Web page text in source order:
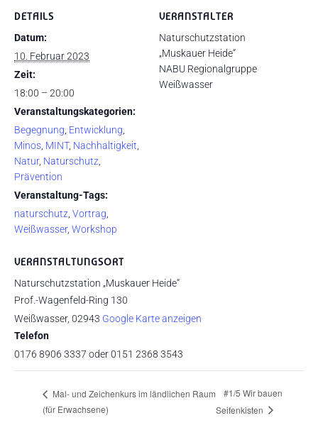
DETAILS
Datum:
10. Februar 2023
Zeit:
18:00 – 20:00
Veranstaltungskategorien:
Begegnung, Entwicklung,
Minos, MINT, Nachhaltigkeit,
Natur, Naturschutz,
Prävention
Veranstaltung-Tags:
naturschutz, Vortrag,
Weißwasser, Workshop
VERANSTALTUNGSORT
Naturschutzstation „Muskauer Heide“
Prof.-Wagenfeld-Ring 130
Weißwasser, 02943 Google Karte anzeigen
Telefon
0176 8906 3337 oder 0151 2368 3543
VERANSTALTER
Naturschutzstation
„Muskauer Heide“
NABU Regionalgruppe
Weißwasser
Mal- und Zeichenkurs im ländlichen Raum
(für Erwachsene)
#1/5 Wir bauen
Seifenkisten